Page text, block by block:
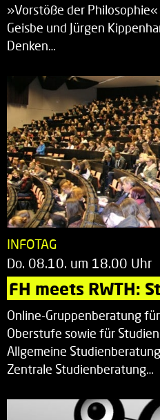
»Vorstöße der
Geisbe und Jürgen
Denken…
INFOTAG
Do. 08.10. um 18.00 Uhr
FH meets RWTH:
Online-Gruppenberatung
Oberstufe sowie für
Allgemeine
Zentrale Studienberatung…